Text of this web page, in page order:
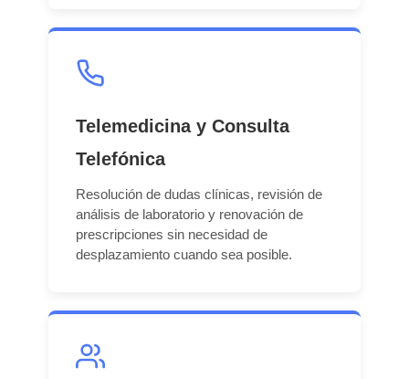
Telemedicina y Consulta
Telefónica
Resolución de dudas clínicas, revisión de
análisis de laboratorio y renovación de
prescripciones sin necesidad de
desplazamiento cuando sea posible.